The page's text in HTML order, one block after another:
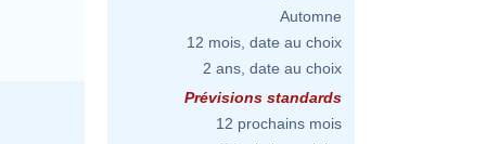
Automne
12 mois, date au choix
2 ans, date au choix
Prévisions standards
12 prochains mois